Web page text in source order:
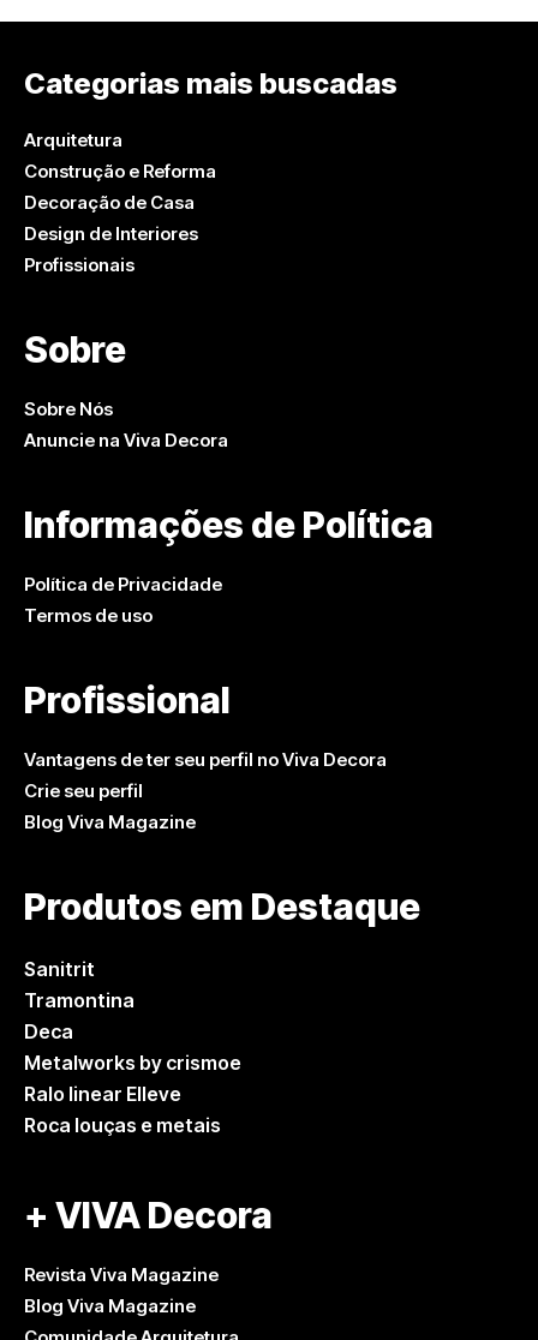
Categorias mais buscadas
Arquitetura
Construção e Reforma
Decoração de Casa
Design de Interiores
Profissionais
Sobre
Sobre Nós
Anuncie na Viva Decora
Informações de Política
Política de Privacidade
Termos de uso
Profissional
Vantagens de ter seu perfil no Viva Decora
Crie seu perfil
Blog Viva Magazine
Produtos em Destaque
Sanitrit
Tramontina
Deca
Metalworks by crismoe
Ralo linear Elleve
Roca louças e metais
+ VIVA Decora
Revista Viva Magazine
Blog Viva Magazine